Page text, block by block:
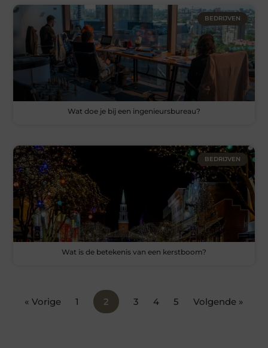
BEDRIJVEN
Wat doe je bij een ingenieursbureau?
BEDRIJVEN
Wat is de betekenis van een kerstboom?
« Vorige 1 2 3 4 5 Volgende »